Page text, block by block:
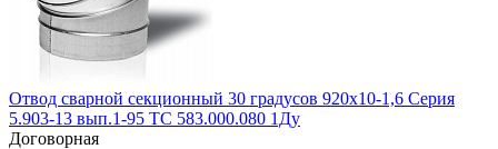
Отвод сварной секционный 30 градусов 920х10-1,6 Серия
5.903-13 вып.1-95 ТС 583.000.080 1Ду
Договорная